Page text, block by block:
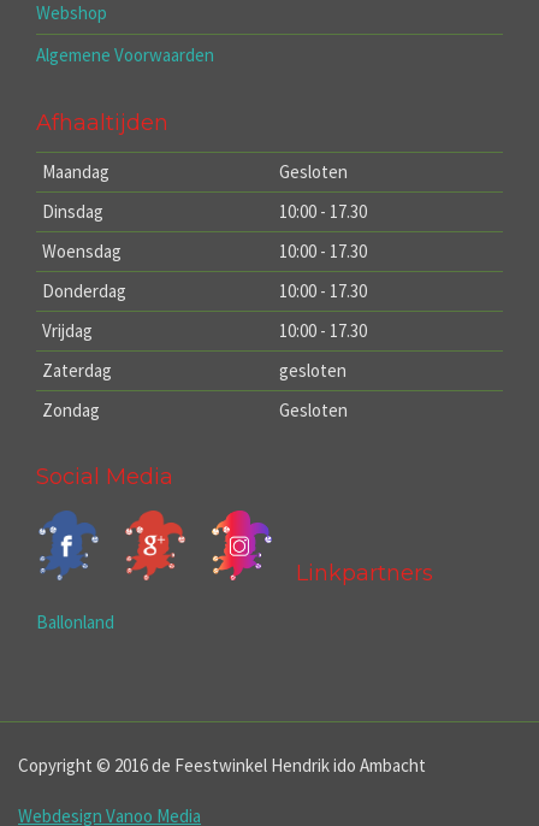
Webshop
Algemene Voorwaarden
Afhaaltijden
Maandag
Gesloten
Dinsdag
10:00 - 17.30
Woensdag
10:00 - 17.30
Donderdag
10:00 - 17.30
Vrijdag
10:00 - 17.30
Zaterdag
gesloten
Zondag
Gesloten
Social Media
Linkpartners
Ballonland
Copyright © 2016 de Feestwinkel Hendrik ido Ambacht
Webdesign Vanoo Media